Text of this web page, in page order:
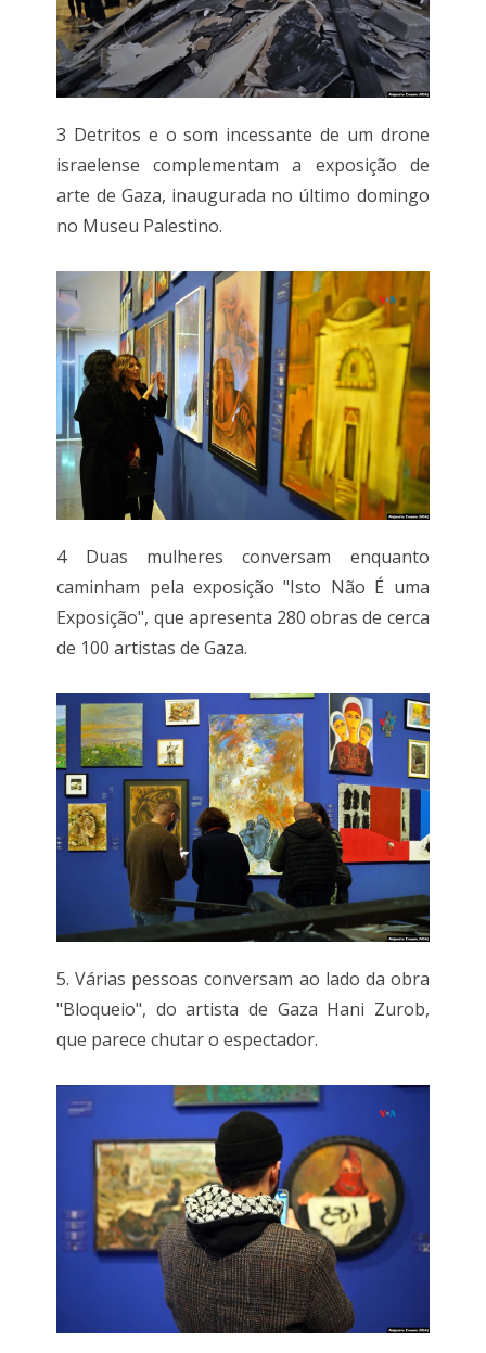
3 Detritos e o som incessante de um drone
israelense complementam a exposição de
arte de Gaza, inaugurada no último domingo
no Museu Palestino.
4 Duas mulheres conversam enquanto
caminham pela exposição "Isto Não É uma
Exposição", que apresenta 280 obras de cerca
de 100 artistas de Gaza.
5. Várias pessoas conversam ao lado da obra
"Bloqueio", do artista de Gaza Hani Zurob,
que parece chutar o espectador.